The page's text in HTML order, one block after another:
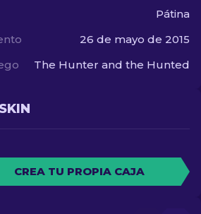
Pátina
26 de mayo de 2015
The Hunter and the Hunted
CREA TU PROPIA CAJA